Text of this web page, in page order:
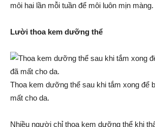
môi hai lần mỗi tuần để môi luôn mịn màng.
Lười thoa kem dưỡng thể
Thoa kem dưỡng thể sau khi tắm xong để
mất cho da.
Nhiều người chỉ thoa kem dưỡng thể khi